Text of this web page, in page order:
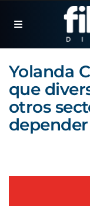
Yolanda
que
otros